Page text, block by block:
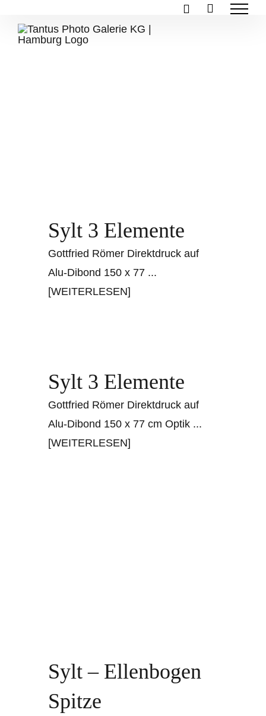
Inhalt
springen
Sylt 3 Elemente
Gottfried Römer Direktdruck auf
Alu-Dibond 150 x 77 ...
[WEITERLESEN]
Sylt 3 Elemente
Gottfried Römer Direktdruck auf
Alu-Dibond 150 x 77 cm Optik ...
[WEITERLESEN]
Sylt – Ellenbogen
Spitze